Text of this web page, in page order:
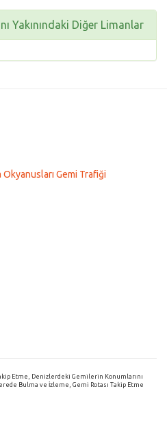
Yakınındaki Diğer Limanlar
Gemi Trafiği
Etme, Denizlerdeki Gemilerin Konumlarını
Bulma ve İzleme, Gemi Rotası Takip Etme